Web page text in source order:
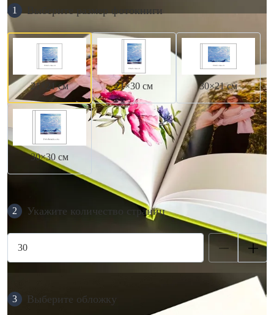
1 Выберите размер фотокниги
21×21 см 21×30 см 30×21 см
30×30 см
2 Укажите количество страниц
3 Выберите обложку